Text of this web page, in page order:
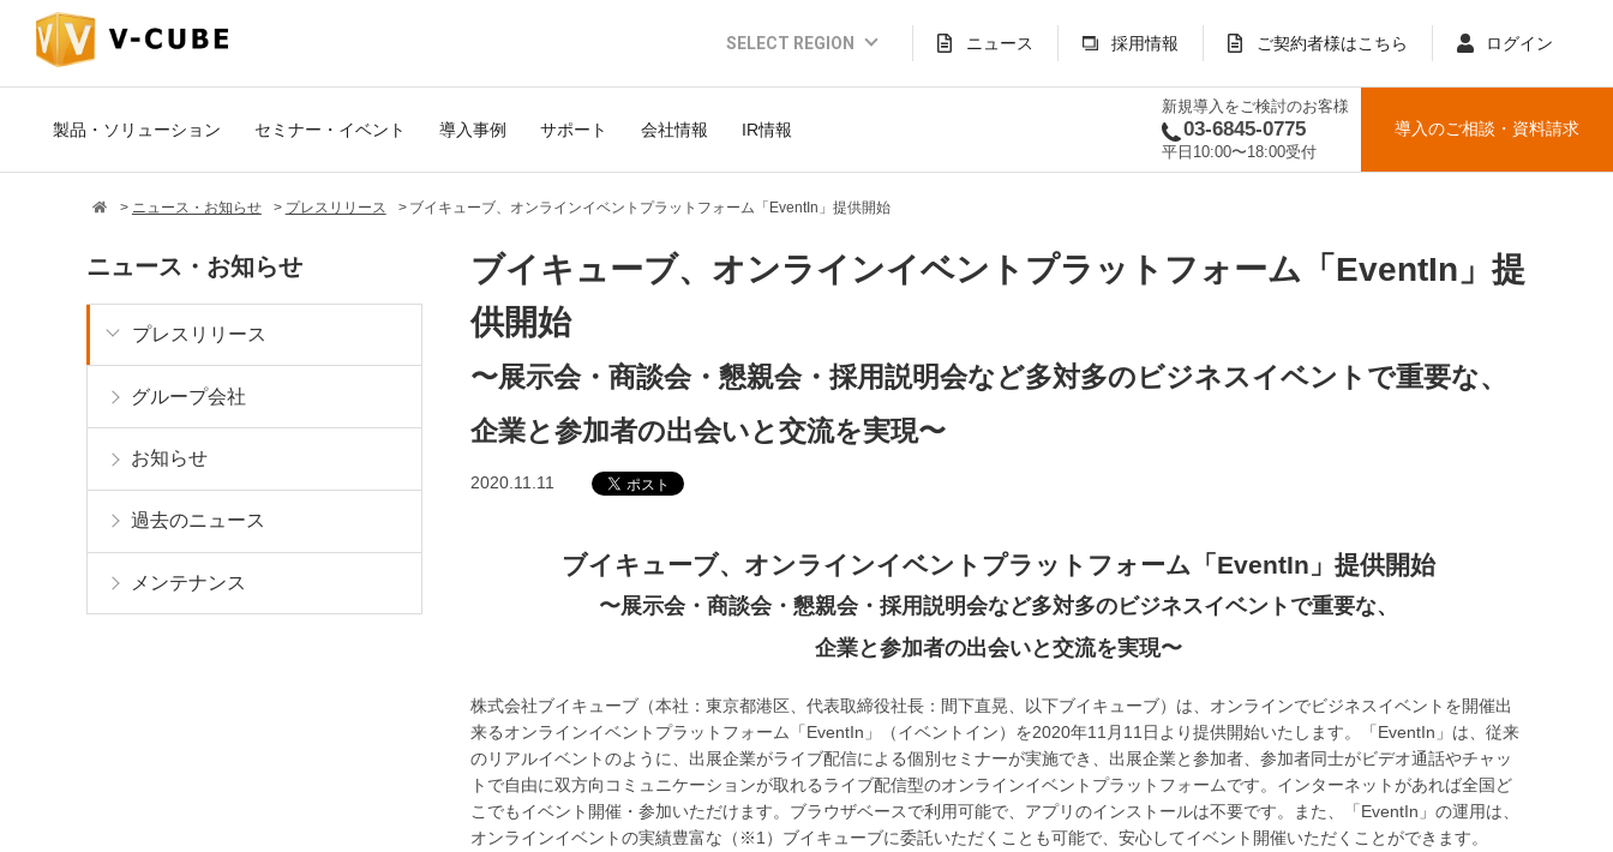
SELECT REGION
Global Website (English)
JAPAN (日本語)
INDONESIA (Bahasa)
ニュース 採用情報 ご契約者様はこちら ログイン
製品・ソリューション セミナー・イベント 導入事例 サポート 会社情報 IR情報
新規導入をご検討のお客様
03-6845-0775
平日10:00〜18:00受付
導入のご相談 ・ 資料請求
ニュース・お知らせ プレスリリース ブイキューブ、オンラインイベントプラットフォーム「EventIn」提供開始
ブイキューブ、オンラインイベントプラットフォーム「EventIn」提
供開始
〜展示会・商談会・懇親会・採用説明会など多対多のビジネスイベントで重要な、
企業と参加者の出会いと交流を実現〜
2020.11.11
ブイキューブ、オンラインイベントプラットフォーム「EventIn」提供開始
〜展示会・商談会・懇親会・採用説明会など多対多のビジネスイベントで重要な、
企業と参加者の出会いと交流を実現〜
株式会社ブイキューブ（本社：東京都港区、代表取締役社長：間下直晃、以下ブイキューブ）は、オンラインでビジネスイベントを開催出
来るオンラインイベントプラットフォーム「EventIn」（イベントイン）を2020年11月11日より提供開始いたします。「EventIn」は、従来
のリアルイベントのように、出展企業がライブ配信による個別セミナーが実施でき、出展企業と参加者、参加者同士がビデオ通話やチャッ
トで自由に双方向コミュニケーションが取れるライブ配信型のオンラインイベントプラットフォームです。インターネットがあれば全国ど
こでもイベント開催・参加いただけます。ブラウザベースで利用可能で、アプリのインストールは不要です。また、「EventIn」の運用は、
オンラインイベントの実績豊富な（※1）ブイキューブに委託いただくことも可能で、安心してイベント開催いただくことができます。
ニュース・お知らせ
プレスリリース
グループ会社
お知らせ
過去のニュース
メンテナンス